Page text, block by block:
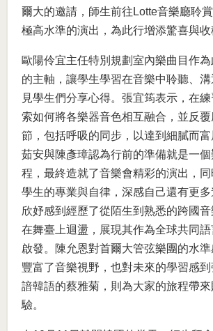
爾大的邀請，師生前往Lotte音樂廳聆
極高水準的演出，為此行增添驚喜與收
歐陽伶宜主任特別規劃室內樂曲目作
的主軸，讓學生學習在音樂中聆聽、
見學生們分享心得。張宜筠表示，在
索如何將各樂器音色相互融合，並反
節，包括呼吸的同步，以達到細膩而
茹安與陳彥璋認為行前的準備就是一
程，最終造就了音樂會精彩的演出，
學生的專業與自律，深感自己還有更
欣妤感到經歷了從陌生到熟悉的跨國
在舞臺上迴盪，展現其作為全球共同
啟發。陳允恩對首爾大管弦樂團的水
豐富了音樂視野，也對未來的學習感
諳韓語的蔡雅菊，則為大家的旅程帶
驗。